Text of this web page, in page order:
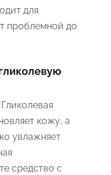
для
проблемной до
кожу, а
увлажняет
средство с